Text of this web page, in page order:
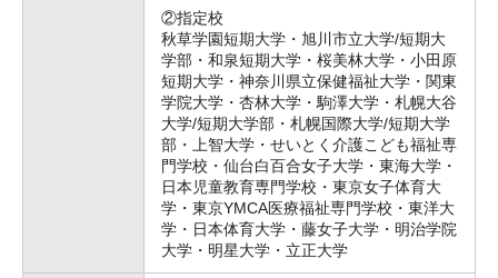
②指定校
秋草学園短期大学・旭川市立大学/短期大
学部・和泉短期大学・桜美林大学・小田原
短期大学・神奈川県立保健福祉大学・関東
学院大学・杏林大学・駒澤大学・札幌大谷
大学/短期大学部・札幌国際大学/短期大学
部・上智大学・せいとく介護こども福祉専
門学校・仙台白百合女子大学・東海大学・
日本児童教育専門学校・東京女子体育大
学・東京YMCA医療福祉専門学校・東洋大
学・日本体育大学・藤女子大学・明治学院
大学・明星大学・立正大学